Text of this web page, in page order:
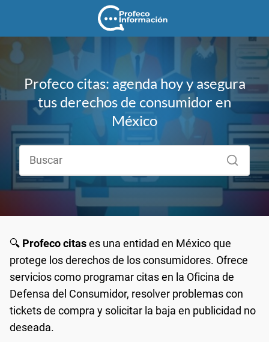
Profeco citas: agenda hoy y asegura
tus derechos de consumidor en
México
🔍 Profeco citases una entidad en México que
protege los derechos de los consumidores. Ofrece
servicios como programar citas en la Oficina de
Defensa del Consumidor, resolver problemas con
tickets de compra y solicitar la baja en publicidad no
deseada.